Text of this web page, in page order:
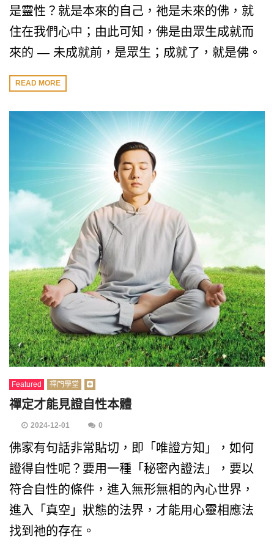
是靈性？就是本來的自己，祂是未來的佛，就
住在我們心中；由此可知，佛是由眾生成就而
來的 — 未成就前，是眾生；成就了，就是佛。
READ MORE
Featured 禪門學堂
禪定才能見證自性本體
2024-12-01 0
佛家有句話非常貼切，即「唯證方知」，如何
證得自性呢？要用一種「秘密內證法」，要以
符合自性的條件，進入無形無相的內心世界，
進入「真空」狀態的法界，才能用心靈相應法
找到祂的存在。